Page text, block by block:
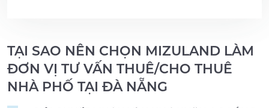
TẠI SAO NÊN CHỌN MIZULAND LÀM
ĐƠN VỊ TƯ VẤN THUÊ/CHO THUÊ
NHÀ PHỐ TẠI ĐÀ NẴNG